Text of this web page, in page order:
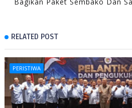
RELATED POST
PERISTIWA